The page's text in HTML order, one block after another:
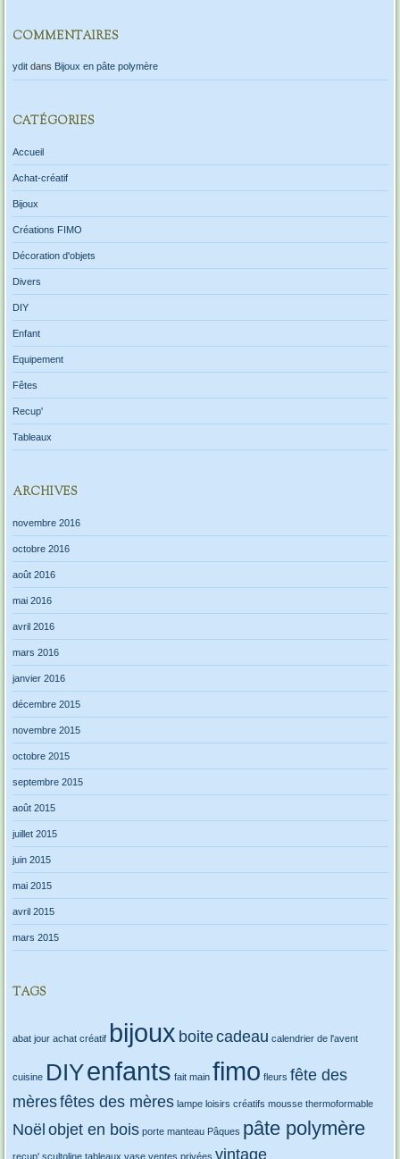
COMMENTAIRES
yditdans Bijoux en pâte polymère
CATÉGORIES
Accueil
Achat-créatif
Bijoux
Créations FIMO
Décoration d'objets
Divers
DIY
Enfant
Equipement
Fêtes
Recup'
Tableaux
ARCHIVES
novembre 2016
octobre 2016
août 2016
mai 2016
avril 2016
mars 2016
janvier 2016
décembre 2015
novembre 2015
octobre 2015
septembre 2015
août 2015
juillet 2015
juin 2015
mai 2015
avril 2015
mars 2015
TAGS
abat jour achat créatif bijoux boitecadeau calendrier de l'avent
cuisine DIYenfants fait main fimo fleurs fête des
mèresfêtes des mères lampe loisirs créatifs mousse thermoformable
Noël objet en bois porte manteau Pâques pâte polymère
recup' scultoline tableaux vase ventes privées vintage